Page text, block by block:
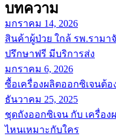
บทความ
มกราคม 14, 2026
สินค้าผู้ป่วย ใกล้ รพ.รามา
ปรึกษาฟรี มีบริการส่ง
มกราคม 6, 2026
ซื้อเครื่องผลิตออกซิเจนต้อ
ธันวาคม 25, 2025
ชุดถังออกซิเจน กับ เครื่อง
ไหนเหมาะกับใคร